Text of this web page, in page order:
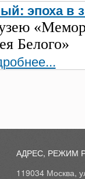
эпоха в
Белого»
АДРЕС, РЕЖИМ
119034 Москва,